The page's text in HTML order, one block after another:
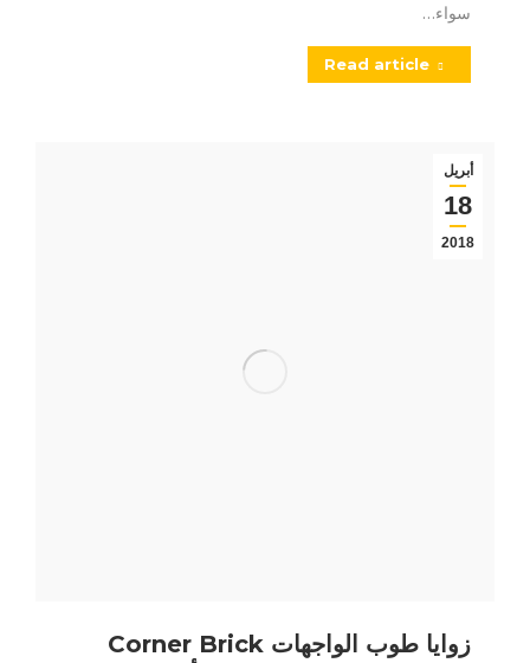
سواء…
Read article
أبريل
18
2018
زوايا طوب الواجهات Corner Brick